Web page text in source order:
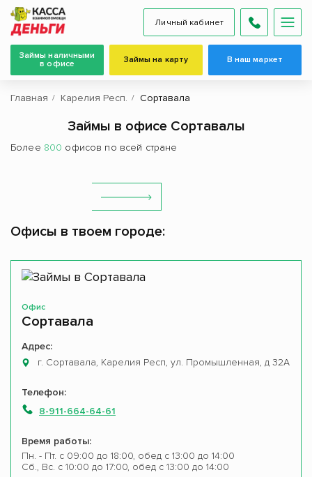
Личный кабинет
Займы наличными
в офисе
Займы на карту В наш маркет
Главная Карелия Респ. Сортавала
Займы в офисе Сортавалы
Более 800 офисов по всей стране
Офисы в твоем городе:
Офис
Сортавала
Адрес:
г. Сортавала, Карелия Респ, ул. Промышленная, д 32А
Телефон:
8-911-664-64-61
Время работы:
Пн. - Пт. с 09:00 до 18:00, обед с 13:00 до 14:00
Сб., Вс. с 10:00 до 17:00, обед с 13:00 до 14:00